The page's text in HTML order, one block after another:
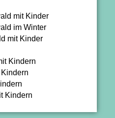
mit Kinder
im Winter
mit Kinder
Kindern
Kindern